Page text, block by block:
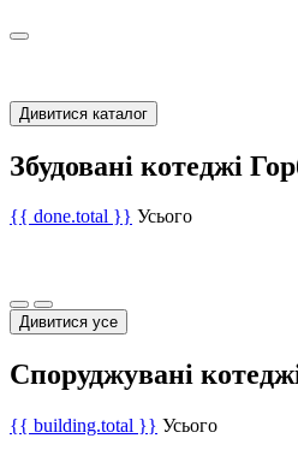
Дивитися каталог
Збудовані котеджі
{{ done.total }} Усього
Дивитися усе
Споруджувані
{{ building.total }} Усього